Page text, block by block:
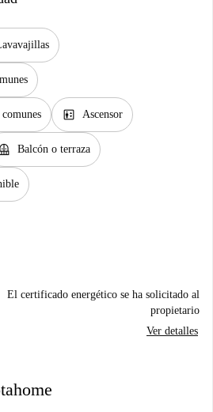
comunes elevator Ascensor
Balcón o terraza
El certificado energético se ha solicitado al
propietario
Ver detalles